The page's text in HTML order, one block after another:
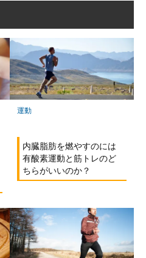
運動
内臓脂肪を燃やすのには
有酸素運動と筋トレのど
ちらがいいのか？